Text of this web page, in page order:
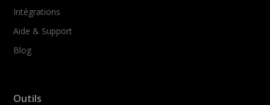
Intégrations
Aide & Support
Blog
Outils